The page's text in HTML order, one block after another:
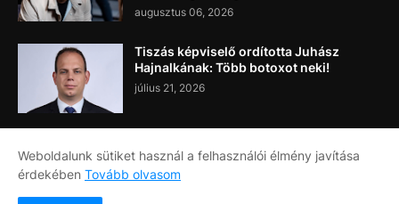
augusztus 06, 2026
Tiszás képviselő ordította Juhász
Hajnalkának: Több botoxot neki!
július 21, 2026
Címlap Rólunk
Weboldalunk sütiket használ a felhasználói élmény javítása
érdekében Tovább olvasom